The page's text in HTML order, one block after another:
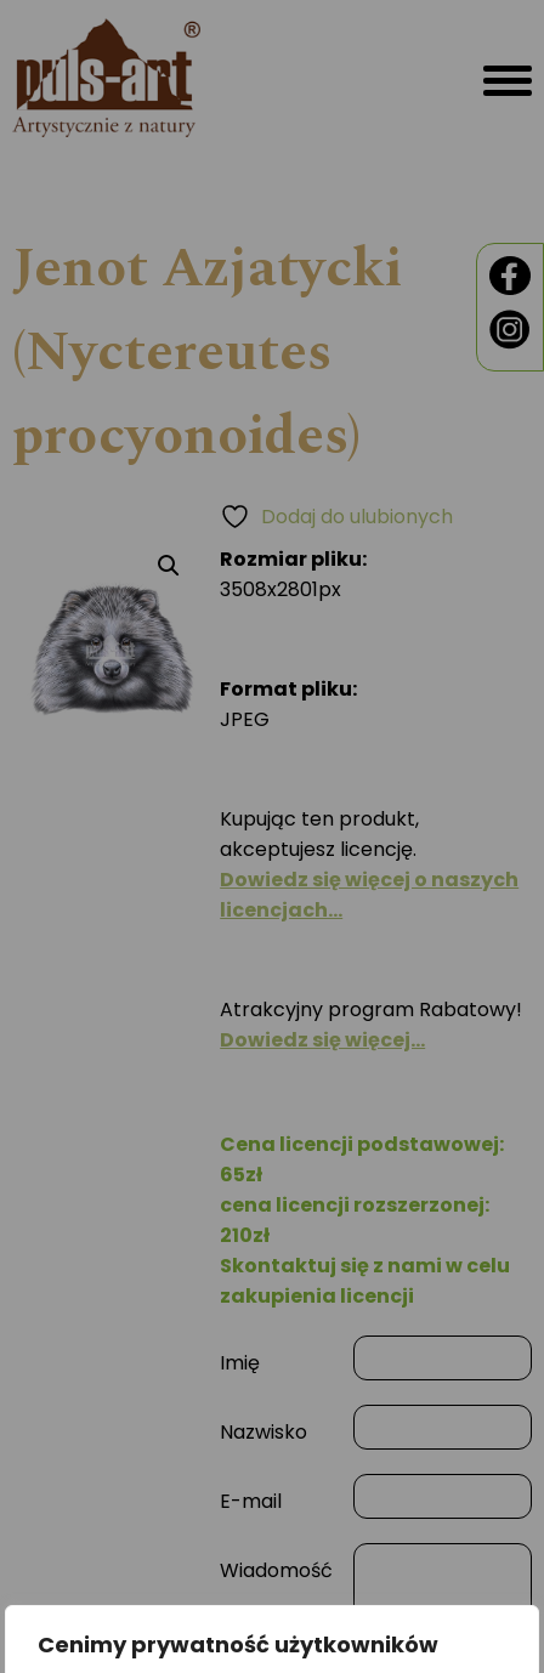
Cenimy prywatność użytkowników
Jenot Azjatycki
(Nyctereutes
procyonoides)
Rozmiar pliku:
3508x2801px
Format pliku:
JPEG
Kupując ten produkt,
akceptujesz licencję.
Dowiedz się więcej o naszych
licencjach…
Atrakcyjny program Rabatowy!
Dowiedz się więcej…
Cena licencji podstawowej:
65zł
cena licencji rozszerzonej:
210zł
Skontaktuj się z nami w celu
zakupienia licencji
Imię
Nazwisko
E-mail
Wiadomość
Dodaj do ulubionych